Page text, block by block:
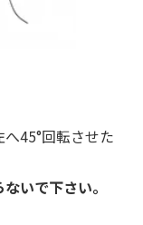
45°回転させた
いで下さい。